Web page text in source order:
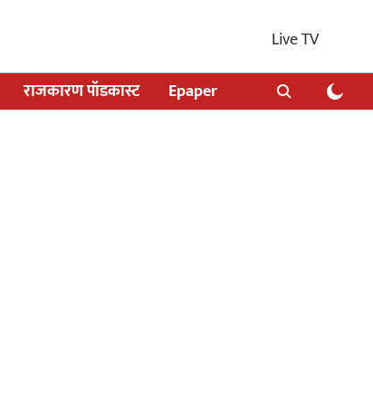
Live TV
राजकारण पॉडकास्ट Epaper